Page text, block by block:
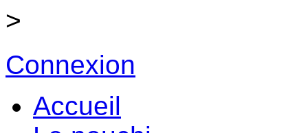
>
Connexion
Accueil